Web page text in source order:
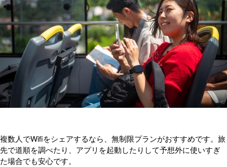
複数人でWifiをシェアするなら、無制限プランがおすすめです。旅
先で道順を調べたり、アプリを起動したりして予想外に使いすぎ
た場合でも安心です。